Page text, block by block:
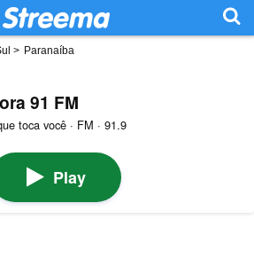
> Paranaíba
91 FM
toca você · FM · 91.9
Play